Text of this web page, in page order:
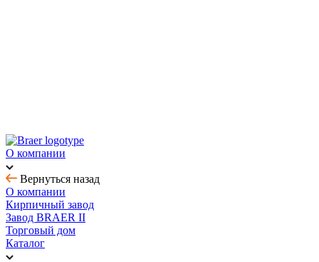
О компании
Вернуться назад
О компании
Кирпичный завод
Завод BRAER II
Торговый дом
Каталог